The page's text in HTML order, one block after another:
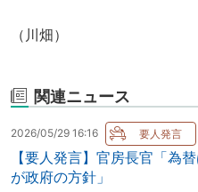
（川畑）
関連ニュース
2026/05/29 16:16
【要人発言】官房長官「為
が政府の方針」